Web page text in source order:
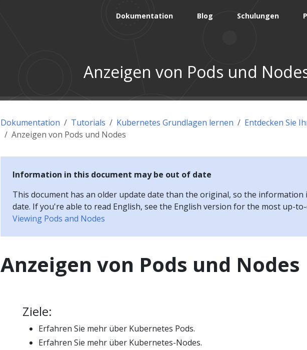
Dokumentation Blog Schulungen
Anzeigen von Pods und
Dokumentation Tutorials Kubernetes Grundlagen lernen
Entdecken Sie
Anzeigen von Pods und Nodes
Information in this document may be out of date
This document has an older update date than the original, so the
date. If you're able to read English, see the English version for the most up-
Viewing Pods and Nodes
Anzeigen von Pods und Nodes
Ziele:
Erfahren Sie mehr über Kubernetes Pods.
Erfahren Sie mehr über Kubernetes-Nodes.